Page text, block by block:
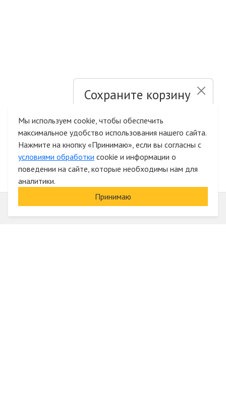
Сохраните корзину
Быстрая авторизация на сайте
Мы используем cookie, чтобы обеспечить
максимальное удобство использования нашего сайта.
Нажмите на кнопку «Принимаю», если вы согласны с
условиями обработки cookie и информации о
поведении на сайте, которые необходимы нам для
аналитики.
Принимаю